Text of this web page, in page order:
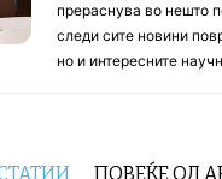
прераснува во нешто
следи сите новини
но и интересните
ПОВЕЌЕ ОД